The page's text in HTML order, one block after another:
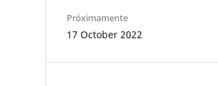
Próximamente
17 October 2022